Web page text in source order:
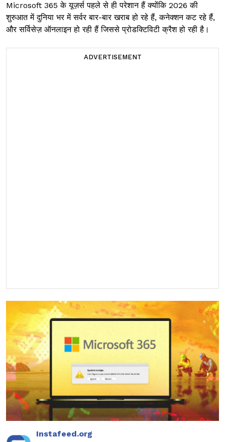
Microsoft 365 के यूज़र्स पहले से ही परेशान हैं क्योंकि 2026 की
शुरुआत में दुनिया भर में सर्वर बार-बार खराब हो रहे हैं, कनेक्शन कट रहे हैं,
और सर्विसेज़ ऑनलाइन हो रही हैं जिससे प्रोडक्टिविटी क्रैश हो रही है।
ADVERTISEMENT
Instafeed.org